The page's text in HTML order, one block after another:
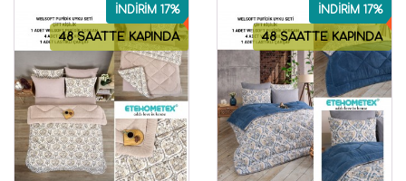
48 SAATTE KAPINDA
İNDİRİM 17%
48 SAATTE KAPINDA
İNDİRİM 17%